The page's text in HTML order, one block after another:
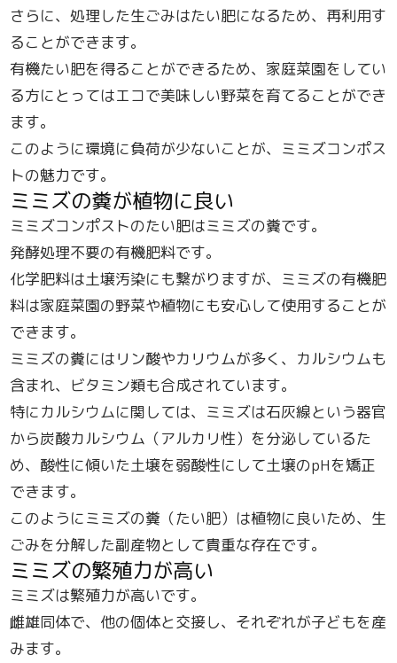
さらに、処理した生ごみはたい肥になるため、再利用す
ることができます。
有機たい肥を得ることができるため、家庭菜園をしてい
る方にとってはエコで美味しい野菜を育てることができ
ます。
このように環境に負荷が少ないことが、ミミズコンポス
トの魅力です。
ミミズの糞が植物に良い
ミミズコンポストのたい肥はミミズの糞です。
発酵処理不要の有機肥料です。
化学肥料は土壌汚染にも繋がりますが、ミミズの有機肥
料は家庭菜園の野菜や植物にも安心して使用することが
できます。
ミミズの糞にはリン酸やカリウムが多く、カルシウムも
含まれ、ビタミン類も合成されています。
特にカルシウムに関しては、ミミズは石灰線という器官
から炭酸カルシウム（アルカリ性）を分泌しているた
め、酸性に傾いた土壌を弱酸性にして土壌のpHを矯正
できます。
このようにミミズの糞（たい肥）は植物に良いため、生
ごみを分解した副産物として貴重な存在です。
ミミズの繁殖力が高い
ミミズは繁殖力が高いです。
雌雄同体で、他の個体と交接し、それぞれが子どもを産
みます。